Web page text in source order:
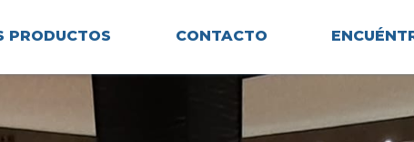
PRODUCTOS CONTACTO